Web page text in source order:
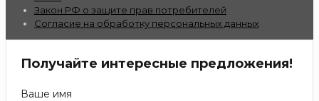
Закон РФ о защите прав потребителей
Согласие на обработку персональных данных
Получайте интересные предложения!
Ваше имя